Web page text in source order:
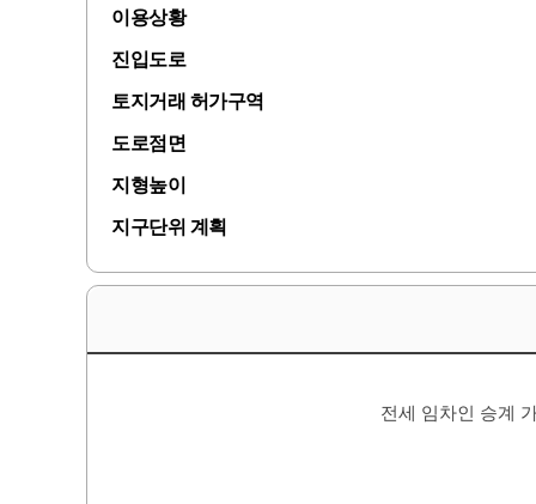
이용상황
진입도로
토지거래 허가구역
도로점면
지형높이
지구단위 계획
전세 임차인 승계